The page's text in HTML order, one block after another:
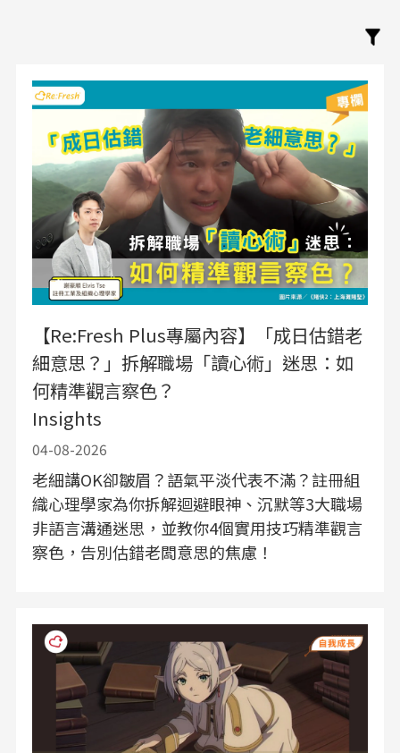
【Re:Fresh Plus專屬內容】「成日估錯老
細意思？」拆解職場「讀心術」迷思：如
何精準觀言察色？
Insights
04-08-2026
老細講OK卻皺眉？語氣平淡代表不滿？註冊組
織心理學家為你拆解迴避眼神、沉默等3大職場
非語言溝通迷思，並教你4個實用技巧精準觀言
察色，告別估錯老闆意思的焦慮！